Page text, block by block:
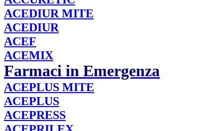
ACEDIUR MITE
ACEDIUR
ACEF
ACEMIX
Farmaci in Emergenza
ACEPLUS MITE
ACEPLUS
ACEPRESS